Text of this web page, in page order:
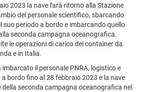
2023 la nave farà ritorno alla Stazione
del personale scientifico, sbarcando
suo periodo a bordo e imbarcando quello
seconda campagna oceanografica.
le operazioni di carico dei container da
e in Italia.
il personale PNRA, logistico e
bordo fino al 28 febbraio 2023 e la nave
della seconda campagna oceanografica nel